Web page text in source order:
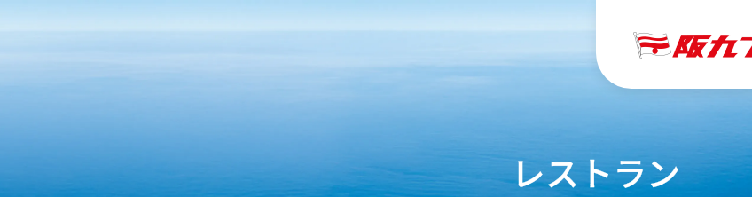
レストラン